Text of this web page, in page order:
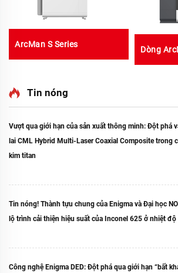
ArcMan S Series
Dòng
Tin nóng
Vượt qua giới hạn của sản xuất thông minh: Đột phá
lai CML Hybrid Multi-Laser Coaxial Composite trong
kim titan
Tin nóng! Thành tựu chung của Enigma và Đại học
lộ trình cải thiện hiệu suất của Inconel 625 ở nhiệt
Công nghệ Enigma DED: Đột phá qua giới hạn “bất